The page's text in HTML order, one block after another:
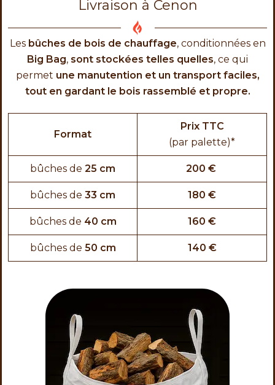
Livraison à Cenon
Les bûches de bois de chauffage, conditionnées en
Big Bag, sont stockées telles quelles, ce qui
permet une manutention et un transport faciles,
tout en gardant le bois rassemblé et propre.
Format
Prix TTC
(par palette)*
bûches de 25 cm 200 €
bûches de 33 cm 180 €
bûches de 40 cm 160 €
bûches de 50 cm 140 €